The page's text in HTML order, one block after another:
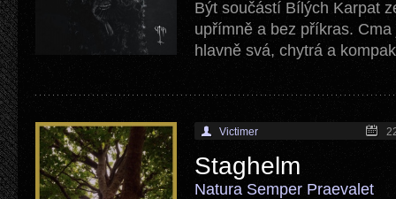
Být součástí Bílých Karpat
upřímně a bez příkras.
hlavně svá, chytrá a
Victimer
Staghelm
Natura Semper Praevalet